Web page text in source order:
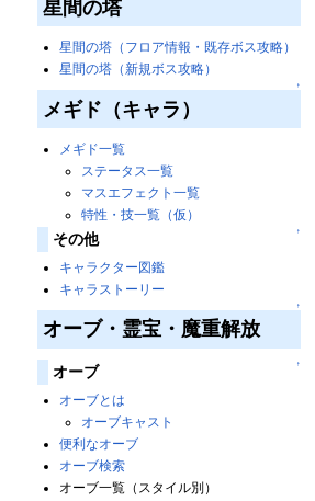
星間の塔
星間の塔（フロア情報・既存ボス攻略）
星間の塔（新規ボス攻略）
↑
メギド（キャラ）
メギド一覧
ステータス一覧
マスエフェクト一覧
特性・技一覧（仮）
↑
その他
キャラクター図鑑
キャラストーリー
↑
オーブ・霊宝・魔重解放
↑
オーブ
オーブとは
オーブキャスト
便利なオーブ
オーブ検索
オーブ一覧（スタイル別）